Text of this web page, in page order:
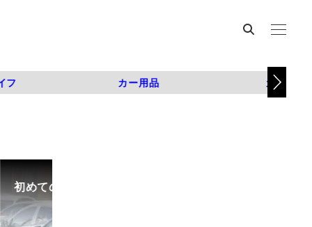
フ カー用品 カスタム
初めての中古車選び、購入時の流れや必要な書類などに